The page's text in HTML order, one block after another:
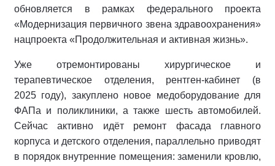
обновляется в рамках федерального проекта
«Модернизация первичного звена здравоохранения»
нацпроекта «Продолжительная и активная жизнь».
Уже отремонтированы хирургическое и
терапевтическое отделения, рентген‑кабинет (в
2025 году), закуплено новое медоборудование для
ФАПа и поликлиники, а также шесть автомобилей.
Сейчас активно идёт ремонт фасада главного
корпуса и детского отделения, параллельно приводят
в порядок внутренние помещения: заменили кровлю,